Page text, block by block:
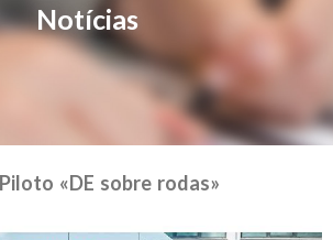
Notícias
«DE sobre rodas»